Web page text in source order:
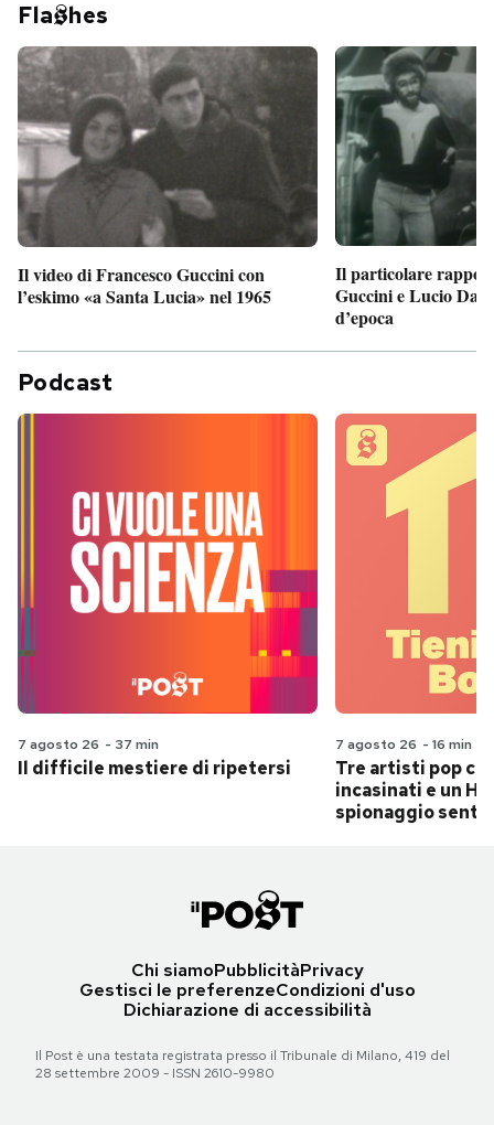
Fla hes
Il video di Francesco Guccini con
l’eskimo «a Santa Lucia» nel 1965
Il particolare
Guccini e Lucio
d’epoca
Podcast
7 agosto 26 - 37 min
Il difficile mestiere di ripetersi
7 agosto 26 - 16 min
Tre artisti pop
incasinati e un
spionaggio
Chi siamoPubblicitàPrivacy
Gestisci le preferenzeCondizioni d'uso
Dichiarazione di accessibilità
Il Post è una testata registrata presso il Tribunale di Milano, 419 del
28 settembre 2009 - ISSN 2610-9980